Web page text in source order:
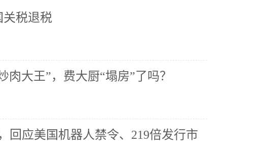
关税退税
大王”，费大厨“塌房”了吗？
回应美国机器人禁令、219倍发行市